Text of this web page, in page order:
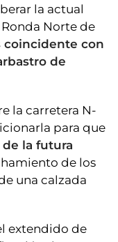
la actual
Norte de
coincidente con
de
la carretera N-
para que
de la futura
de los
una calzada
extendido de